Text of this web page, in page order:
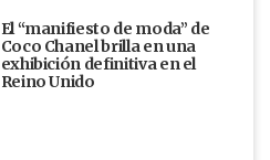
El “manifiesto de moda” de
Coco Chanel brilla en una
exhibición definitiva en el
Reino Unido